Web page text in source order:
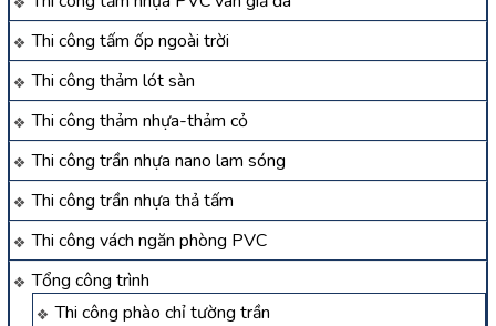
Thi công tấm ốp ngoài trời
Thi công thảm lót sàn
Thi công thảm nhựa-thảm cỏ
Thi công trần nhựa nano lam sóng
Thi công trần nhựa thả tấm
Thi công vách ngăn phòng PVC
Tổng công trình
Thi công phào chỉ tường trần